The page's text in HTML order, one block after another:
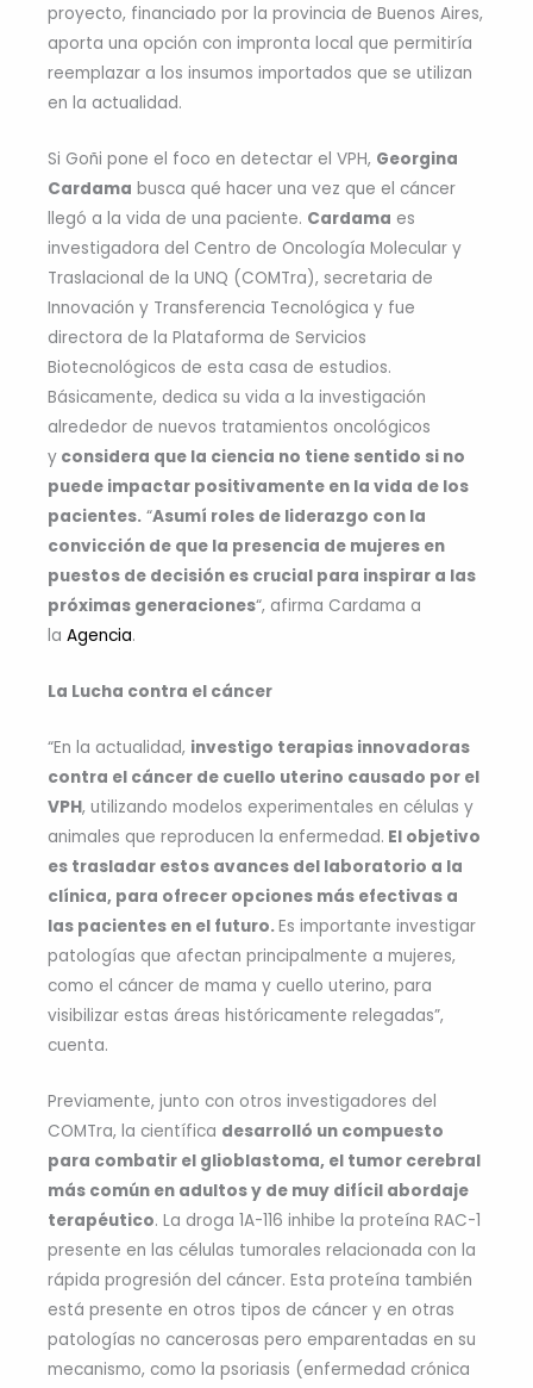
proyecto, financiado por la provincia de Buenos Aires,
aporta una opción con impronta local que permitiría
reemplazar a los insumos importados que se utilizan
en la actualidad.
Si Goñi pone el foco en detectar el VPH, Georgina
Cardama busca qué hacer una vez que el cáncer
llegó a la vida de una paciente. Cardama es
investigadora del Centro de Oncología Molecular y
Traslacional de la UNQ (COMTra), secretaria de
Innovación y Transferencia Tecnológica y fue
directora de la Plataforma de Servicios
Biotecnológicos de esta casa de estudios.
Básicamente, dedica su vida a la investigación
alrededor de nuevos tratamientos oncológicos
y considera que la ciencia no tiene sentido si no
puede impactar positivamente en la vida de los
pacientes. “Asumí roles de liderazgo con la
convicción de que la presencia de mujeres en
puestos de decisión es crucial para inspirar a las
próximas generaciones“, afirma Cardama a
la Agencia.
La Lucha contra el cáncer
“En la actualidad, investigo terapias innovadoras
contra el cáncer de cuello uterino causado por el
VPH, utilizando modelos experimentales en células y
animales que reproducen la enfermedad. El objetivo
es trasladar estos avances del laboratorio a la
clínica, para ofrecer opciones más efectivas a
las pacientes en el futuro.Es importante investigar
patologías que afectan principalmente a mujeres,
como el cáncer de mama y cuello uterino, para
visibilizar estas áreas históricamente relegadas”,
cuenta.
Previamente, junto con otros investigadores del
COMTra, la científica desarrolló un compuesto
para combatir el glioblastoma, el tumor cerebral
más común en adultos y de muy difícil abordaje
terapéutico. La droga 1A-116 inhibe la proteína RAC-1
presente en las células tumorales relacionada con la
rápida progresión del cáncer. Esta proteína también
está presente en otros tipos de cáncer y en otras
patologías no cancerosas pero emparentadas en su
mecanismo, como la psoriasis (enfermedad crónica